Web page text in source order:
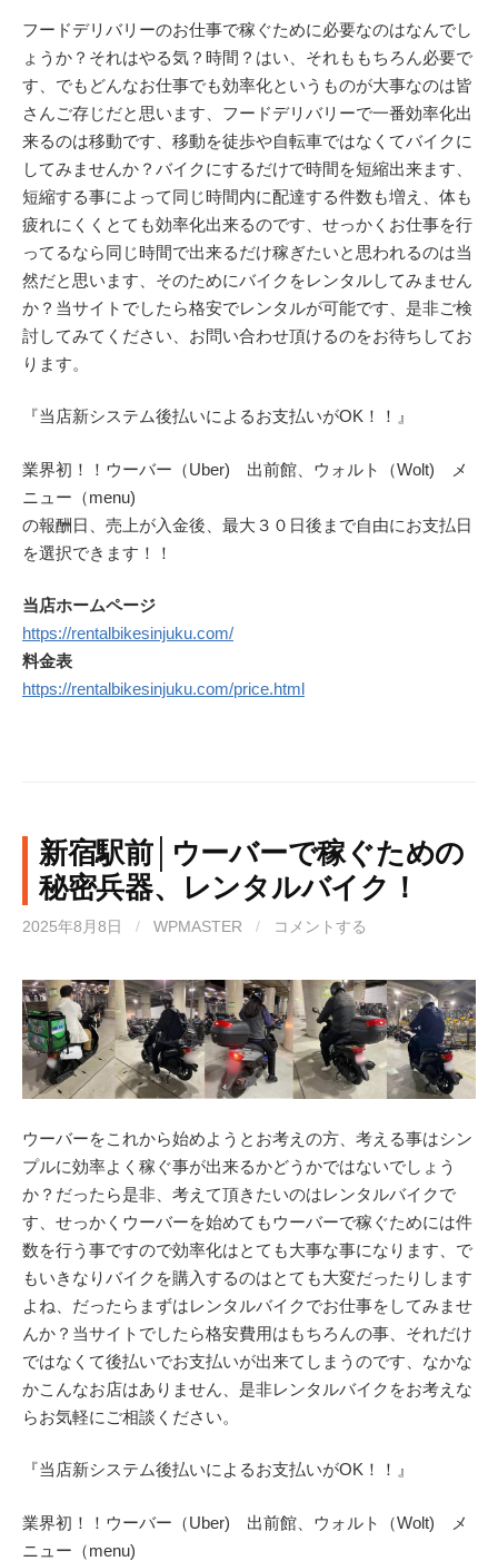
フードデリバリーのお仕事で稼ぐために必要なのはなんでし
ょうか？それはやる気？時間？はい、それももちろん必要で
す、でもどんなお仕事でも効率化というものが大事なのは皆
さんご存じだと思います、フードデリバリーで一番効率化出
来るのは移動です、移動を徒歩や自転車ではなくてバイクに
してみませんか？バイクにするだけで時間を短縮出来ます、
短縮する事によって同じ時間内に配達する件数も増え、体も
疲れにくくとても効率化出来るのです、せっかくお仕事を行
ってるなら同じ時間で出来るだけ稼ぎたいと思われるのは当
然だと思います、そのためにバイクをレンタルしてみません
か？当サイトでしたら格安でレンタルが可能です、是非ご検
討してみてください、お問い合わせ頂けるのをお待ちしてお
ります。
『当店新システム後払いによるお支払いがOK！！』
業界初！！ウーバー（Uber) 出前館、ウォルト（Wolt) メ
ニュー（menu)
の報酬日、売上が入金後、最大３０日後まで自由にお支払日
を選択できます！！
当店ホームページ
https://rentalbikesinjuku.com/
料金表
https://rentalbikesinjuku.com/price.html
新宿駅前│ウーバーで稼ぐための
秘密兵器、レンタルバイク！
2025年8月8日 / WPMASTER / コメントする
ウーバーをこれから始めようとお考えの方、考える事はシン
プルに効率よく稼ぐ事が出来るかどうかではないでしょう
か？だったら是非、考えて頂きたいのはレンタルバイクで
す、せっかくウーバーを始めてもウーバーで稼ぐためには件
数を行う事ですので効率化はとても大事な事になります、で
もいきなりバイクを購入するのはとても大変だったりします
よね、だったらまずはレンタルバイクでお仕事をしてみませ
んか？当サイトでしたら格安費用はもちろんの事、それだけ
ではなくて後払いでお支払いが出来てしまうのです、なかな
かこんなお店はありません、是非レンタルバイクをお考えな
らお気軽にご相談ください。
『当店新システム後払いによるお支払いがOK！！』
業界初！！ウーバー（Uber) 出前館、ウォルト（Wolt) メ
ニュー（menu)